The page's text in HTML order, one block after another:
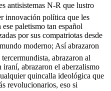
N-R que lustro
innovación política que les
paletismo tan español
por sus compatriotas desde
moderno; Así abrazaron
abrazaron al
abrazaron el aberzalismo
quincalla ideológica que
revolucionarios, eso si